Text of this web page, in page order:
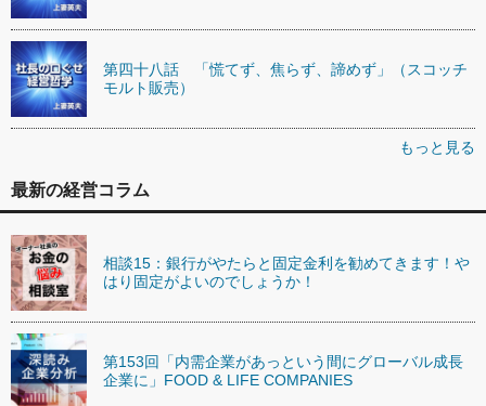
第四十八話 「慌てず、焦らず、諦めず」（スコッチ
モルト販売）
もっと見る
最新の経営コラム
相談15：銀行がやたらと固定金利を勧めてきます！や
はり固定がよいのでしょうか！
第153回「内需企業があっという間にグローバル成長
企業に」FOOD & LIFE COMPANIES